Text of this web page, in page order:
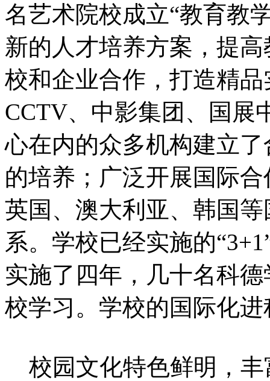
名艺术院校成立“教育教
新的人才培养方案，提
校和企业合作，打造精
CCTV、中影集团、国展
心在内的众多机构建立
的培养；广泛开展国际
英国、澳大利亚、韩国
系。学校已经实施的
实施了四年，几十名科
校学习。学校的国际化
校园文化特色鲜明，丰